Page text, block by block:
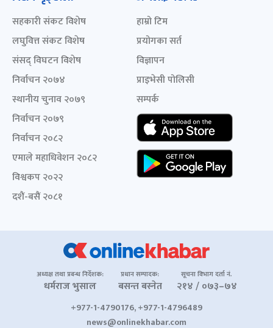
सहकारी संकट विशेष
लघुवित्त संकट विशेष
संसद् विघटन विशेष
निर्वाचन २०७४
स्थानीय चुनाव २०७९
निर्वाचन २०७९
निर्वाचन २०८२
एमाले महाधिवेशन २०८२
विश्वकप २०२२
दशैं-बसैं २०८१
हाम्रो टिम
प्रयोगका सर्त
विज्ञापन
प्राइभेसी पोलिसी
सम्पर्क
अध्यक्ष तथा प्रबन्ध निर्देशक:
धर्मराज भुसाल
प्रधान सम्पादक:
बसन्त बस्नेत
सूचना विभाग दर्ता नं.
२१४ / ०७३–७४
+977-1-4790176, +977-1-4796489
news@onlinekhabar.com